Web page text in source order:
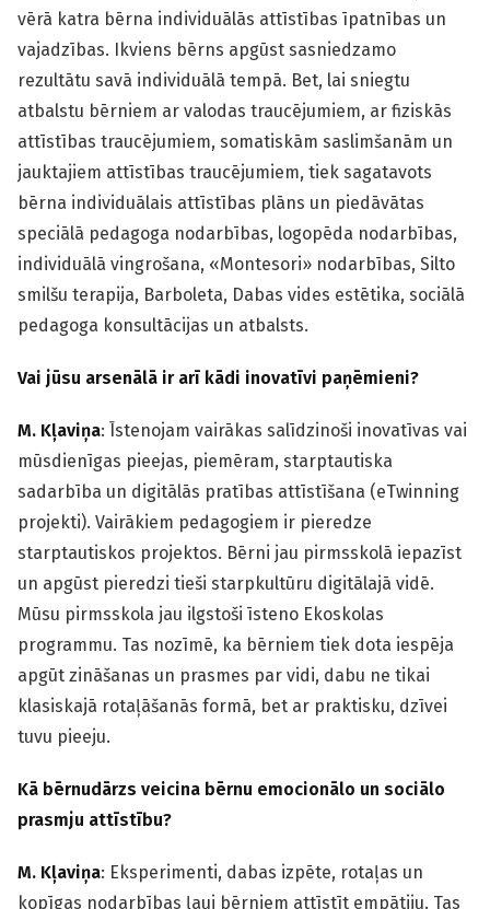
vērā katra bērna individuālās attīstības īpatnības un
vajadzības. Ikviens bērns apgūst sasniedzamo
rezultātu savā individuālā tempā. Bet, lai sniegtu
atbalstu bērniem ar valodas traucējumiem, ar fiziskās
attīstības traucējumiem, somatiskām saslimšanām un
jauktajiem attīstības traucējumiem, tiek sagatavots
bērna individuālais attīstības plāns un piedāvātas
speciālā pedagoga nodarbības, logopēda nodarbības,
individuālā vingrošana, «Montesori» nodarbības, Silto
smilšu terapija, Barboleta, Dabas vides estētika, sociālā
pedagoga konsultācijas un atbalsts.
Vai jūsu arsenālā ir arī kādi inovatīvi paņēmieni?
M. Kļaviņa: Īstenojam vairākas salīdzinoši inovatīvas vai
mūsdienīgas pieejas, piemēram, starptautiska
sadarbība un digitālās pratības attīstīšana (eTwinning
projekti). Vairākiem pedagogiem ir pieredze
starptautiskos projektos. Bērni jau pirmsskolā iepazīst
un apgūst pieredzi tieši starpkultūru digitālajā vidē.
Mūsu pirmsskola jau ilgstoši īsteno Ekoskolas
programmu. Tas nozīmē, ka bērniem tiek dota iespēja
apgūt zināšanas un prasmes par vidi, dabu ne tikai
klasiskajā rotaļāšanās formā, bet ar praktisku, dzīvei
tuvu pieeju.
Kā bērnudārzs veicina bērnu emocionālo un sociālo
prasmju attīstību?
M. Kļaviņa: Eksperimenti, dabas izpēte, rotaļas un
kopīgas nodarbības ļauj bērniem attīstīt empātiju. Tas